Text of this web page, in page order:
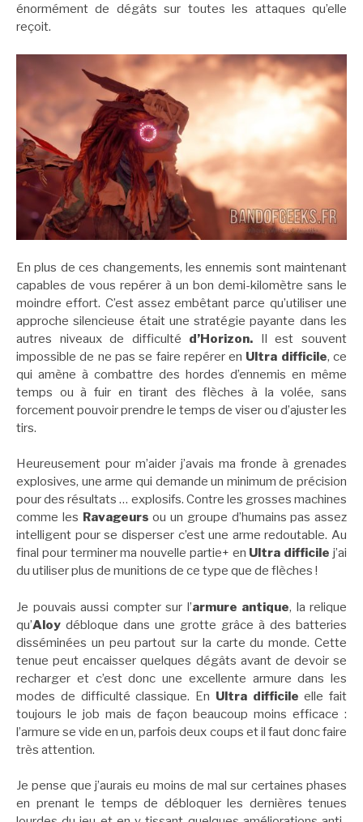
énormément de dégâts sur toutes les attaques qu’elle
reçoit.
En plus de ces changements, les ennemis sont maintenant
capables de vous repérer à un bon demi-kilomètre sans le
moindre effort. C’est assez embêtant parce qu’utiliser une
approche silencieuse était une stratégie payante dans les
autres niveaux de difficulté d’Horizon. Il est souvent
impossible de ne pas se faire repérer en Ultra difficile, ce
qui amène à combattre des hordes d’ennemis en même
temps ou à fuir en tirant des flèches à la volée, sans
forcement pouvoir prendre le temps de viser ou d’ajuster les
tirs.
Heureusement pour m’aider j’avais ma fronde à grenades
explosives, une arme qui demande un minimum de précision
pour des résultats … explosifs. Contre les grosses machines
comme les Ravageurs ou un groupe d’humains pas assez
intelligent pour se disperser c’est une arme redoutable. Au
final pour terminer ma nouvelle partie+ en Ultra difficile j’ai
du utiliser plus de munitions de ce type que de flèches !
Je pouvais aussi compter sur l’armure antique, la relique
qu’Aloy débloque dans une grotte grâce à des batteries
disséminées un peu partout sur la carte du monde. Cette
tenue peut encaisser quelques dégâts avant de devoir se
recharger et c’est donc une excellente armure dans les
modes de difficulté classique. En Ultra difficile elle fait
toujours le job mais de façon beaucoup moins efficace :
l’armure se vide en un, parfois deux coups et il faut donc faire
très attention.
Je pense que j’aurais eu moins de mal sur certaines phases
en prenant le temps de débloquer les dernières tenues